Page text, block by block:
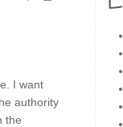
I want
authority
the